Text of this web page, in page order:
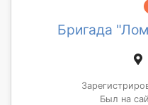
Бригада
Был на